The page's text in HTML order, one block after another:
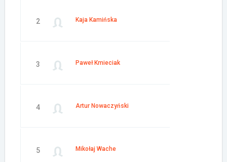
2 Kaja Kamińska
3 Paweł Kmieciak
4 Artur Nowaczyński
5 Mikołaj Wache